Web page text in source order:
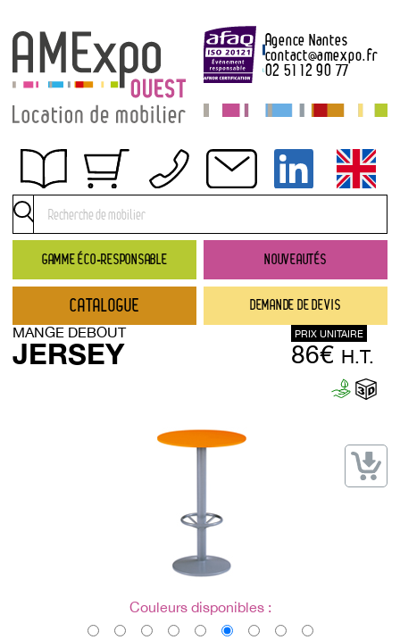
GAMME ÉCO-RESPONSABLE NOUVEAUTÉS
DEMANDE DE DEVIS
Agence Nantes
contact@amexpo.fr
02 51 12 90 77
Obtenir un devis
Conditions générales de location
Conditions de règlement
Contact
Catalogue
→ Nouveautés
→ Gamme éco-responsable
→ Noms / Références
CATALOGUE
MANGE DEBOUT
JERSEY
PRIX UNITAIRE
86€ H.T.
Couleurs disponibles :